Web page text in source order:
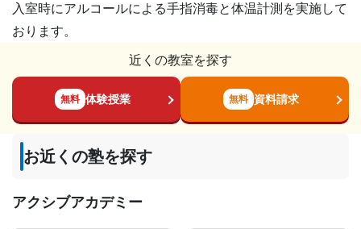
入室時にアルコールによる手指消毒と体温計測を実施して
おります。
近くの教室を探す
無料 体験授業 無料 資料請求
お近くの塾を探す
アクシブアカデミー